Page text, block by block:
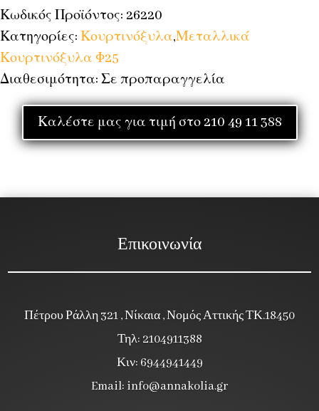
Κωδικός Προϊόντος: 26220
Κατηγορίες: Κουρτινόξυλα,Μεταλλικά
Κουρτινόξυλα Φ25
Διαθεσιμότητα: Σε προπαραγγελία
Καλέστε μας για τιμή στο 210 49 11 388
Επικοινωνία
Πέτρου Ράλλη 321 , Νίκαια , Νομός Αττικής ΤΚ.18450
Τηλ: 2104911388
Κιν: 6944941449
Email: info@annakolia.gr